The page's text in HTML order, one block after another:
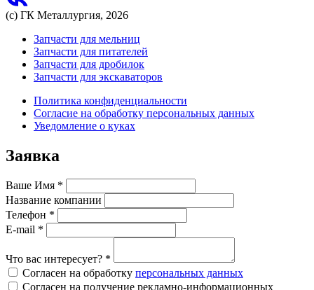
(с) ГК Металлургия, 2026
Запчасти для мельниц
Запчасти для питателей
Запчасти для дробилок
Запчасти для экскаваторов
Политика конфиденциальности
Согласие на обработку персональных данных
Уведомление о куках
Заявка
Ваше Имя *
Название компании
Телефон *
E-mail *
Что вас интересует? *
Согласен на обработку персональных данных
Согласен на получение рекламно-информационных